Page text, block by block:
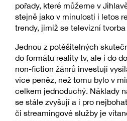
pořady, které můžeme v
stejně jako v minulosti i letos
trendy, jimiž se televizní
Jednou z potěšitelných
do formátu reality tv, ale i do
non-fiction žánrů investují
více peněz, než tomu bylo v
celkem jednoduchý. Náklady
se stále zvyšují a i pro
či streamingové služby je